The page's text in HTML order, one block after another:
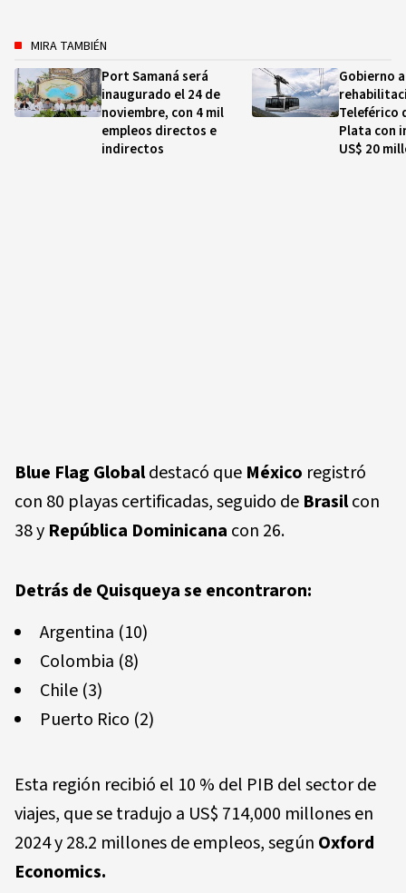
MIRA TAMBIÉN
Port Samaná será
inaugurado el 24 de
noviembre, con 4 mil
empleos directos e
indirectos
Gobierno
Teleférico
Plata con
US$ 20
Blue Flag Globaldestacó que México registró
con 80 playas certificadas, seguido de Brasilcon
38 y República Dominicana con 26.
Detrás de Quisqueyase encontraron:
Argentina (10)
Colombia (8)
Chile (3)
Puerto Rico (2)
Esta región recibió el 10 % del PIB del sector de
viajes, que se tradujo a US$ 714,000 millones en
2024 y 28.2 millones de empleos, según Oxford
Economics.